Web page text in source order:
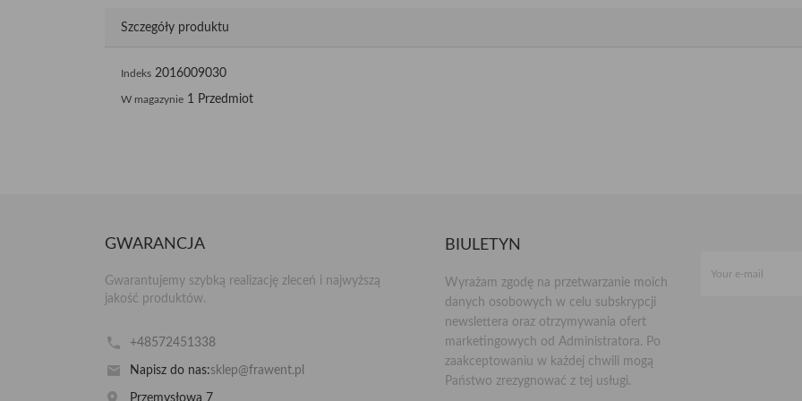
Szczegóły produktu
Indeks 2016009030
W magazynie 1 Przedmiot
GWARANCJA
Gwarantujemy szybką realizację zleceń i najwyższą
jakość produktów.
+48572451338
Napisz do nas:sklep@frawent.pl
Przemysłowa 7
BIULETYN
Wyrażam zgodę na przetwarzanie moich
danych osobowych w celu subskrypcji
newslettera oraz otrzymywania ofert
marketingowych od Administratora. Po
zaakceptowaniu w każdej chwili mogą
Państwo zrezygnować z tej usługi.